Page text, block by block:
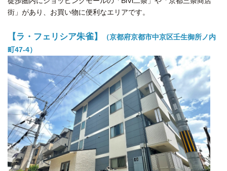
街」があり、お買い物に便利なエリアです。
【ラ・フェリシア朱雀】
（京都府京都市中京区壬生御所ノ内
町47-4）